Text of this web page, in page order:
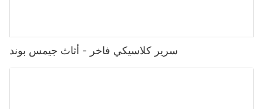
سرير كلاسيكي فاخر - أثاث جيمس بوند